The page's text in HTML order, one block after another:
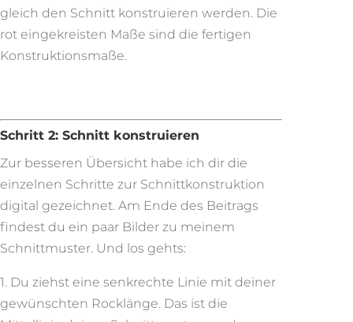
gleich den Schnitt konstruieren werden. Die
rot eingekreisten Maße sind die fertigen
Konstruktionsmaße.
Schritt 2: Schnitt konstruieren
Zur besseren Übersicht habe ich dir die
einzelnen Schritte zur Schnittkonstruktion
digital gezeichnet. Am Ende des Beitrags
findest du ein paar Bilder zu meinem
Schnittmuster. Und los gehts:
1. Du ziehst eine senkrechte Linie mit deiner
gewünschten Rocklänge. Das ist die